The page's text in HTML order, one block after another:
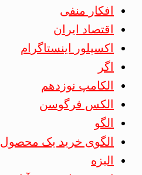
افکار منفی
اقتصاد ایران
اکسپلور اینستاگرام
اگر
الکامپ نوزدهم
الکس فرگوسن
الگو
الگوی خرید یک محصول
الیزه